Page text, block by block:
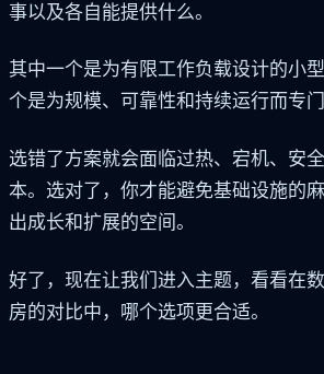
事以及各自能提供什么。
其中一个是为有限工作负载设计的小
个是为规模、可靠性和持续运行而专门
选错了方案就会面临过热、宕机、安
本。选对了，你才能避免基础设施的
出成长和扩展的空间。
好了，现在让我们进入主题，看看在
房的对比中，哪个选项更合适。